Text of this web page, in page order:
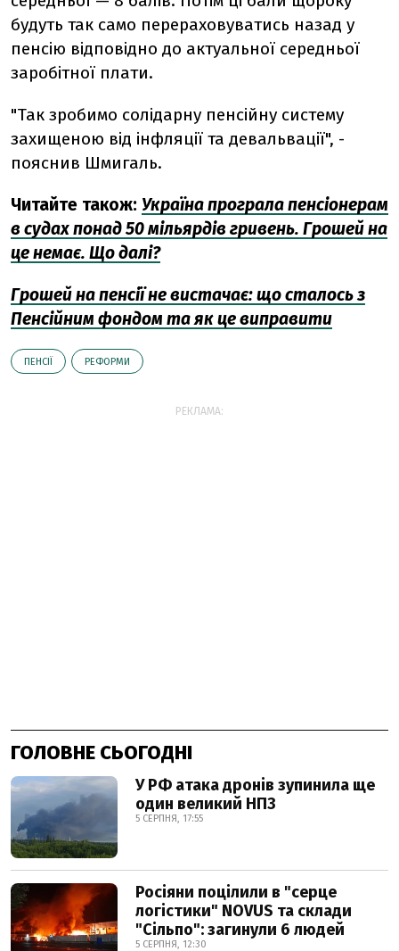
будуть так само перераховуватись назад у
пенсію відповідно до актуальної середньої
заробітної плати.
"Так зробимо солідарну пенсійну систему
захищеною від інфляції та девальвації", -
пояснив Шмигаль.
Читайте також: Україна програла пенсіонерам
в судах понад 50 мільярдів гривень. Грошей на
це немає. Що далі?
Грошей на пенсії не вистачає: що сталось з
Пенсійним фондом та як це виправити
ПЕНСІЇ РЕФОРМИ
РЕКЛАМА:
ГОЛОВНЕ СЬОГОДНІ
У РФ атака дронів зупинила ще
один великий НПЗ
5 СЕРПНЯ, 17:55
Росіяни поцілили в "серце
логістики" NOVUS та склади
"Сільпо": загинули 6 людей
5 СЕРПНЯ, 12:30